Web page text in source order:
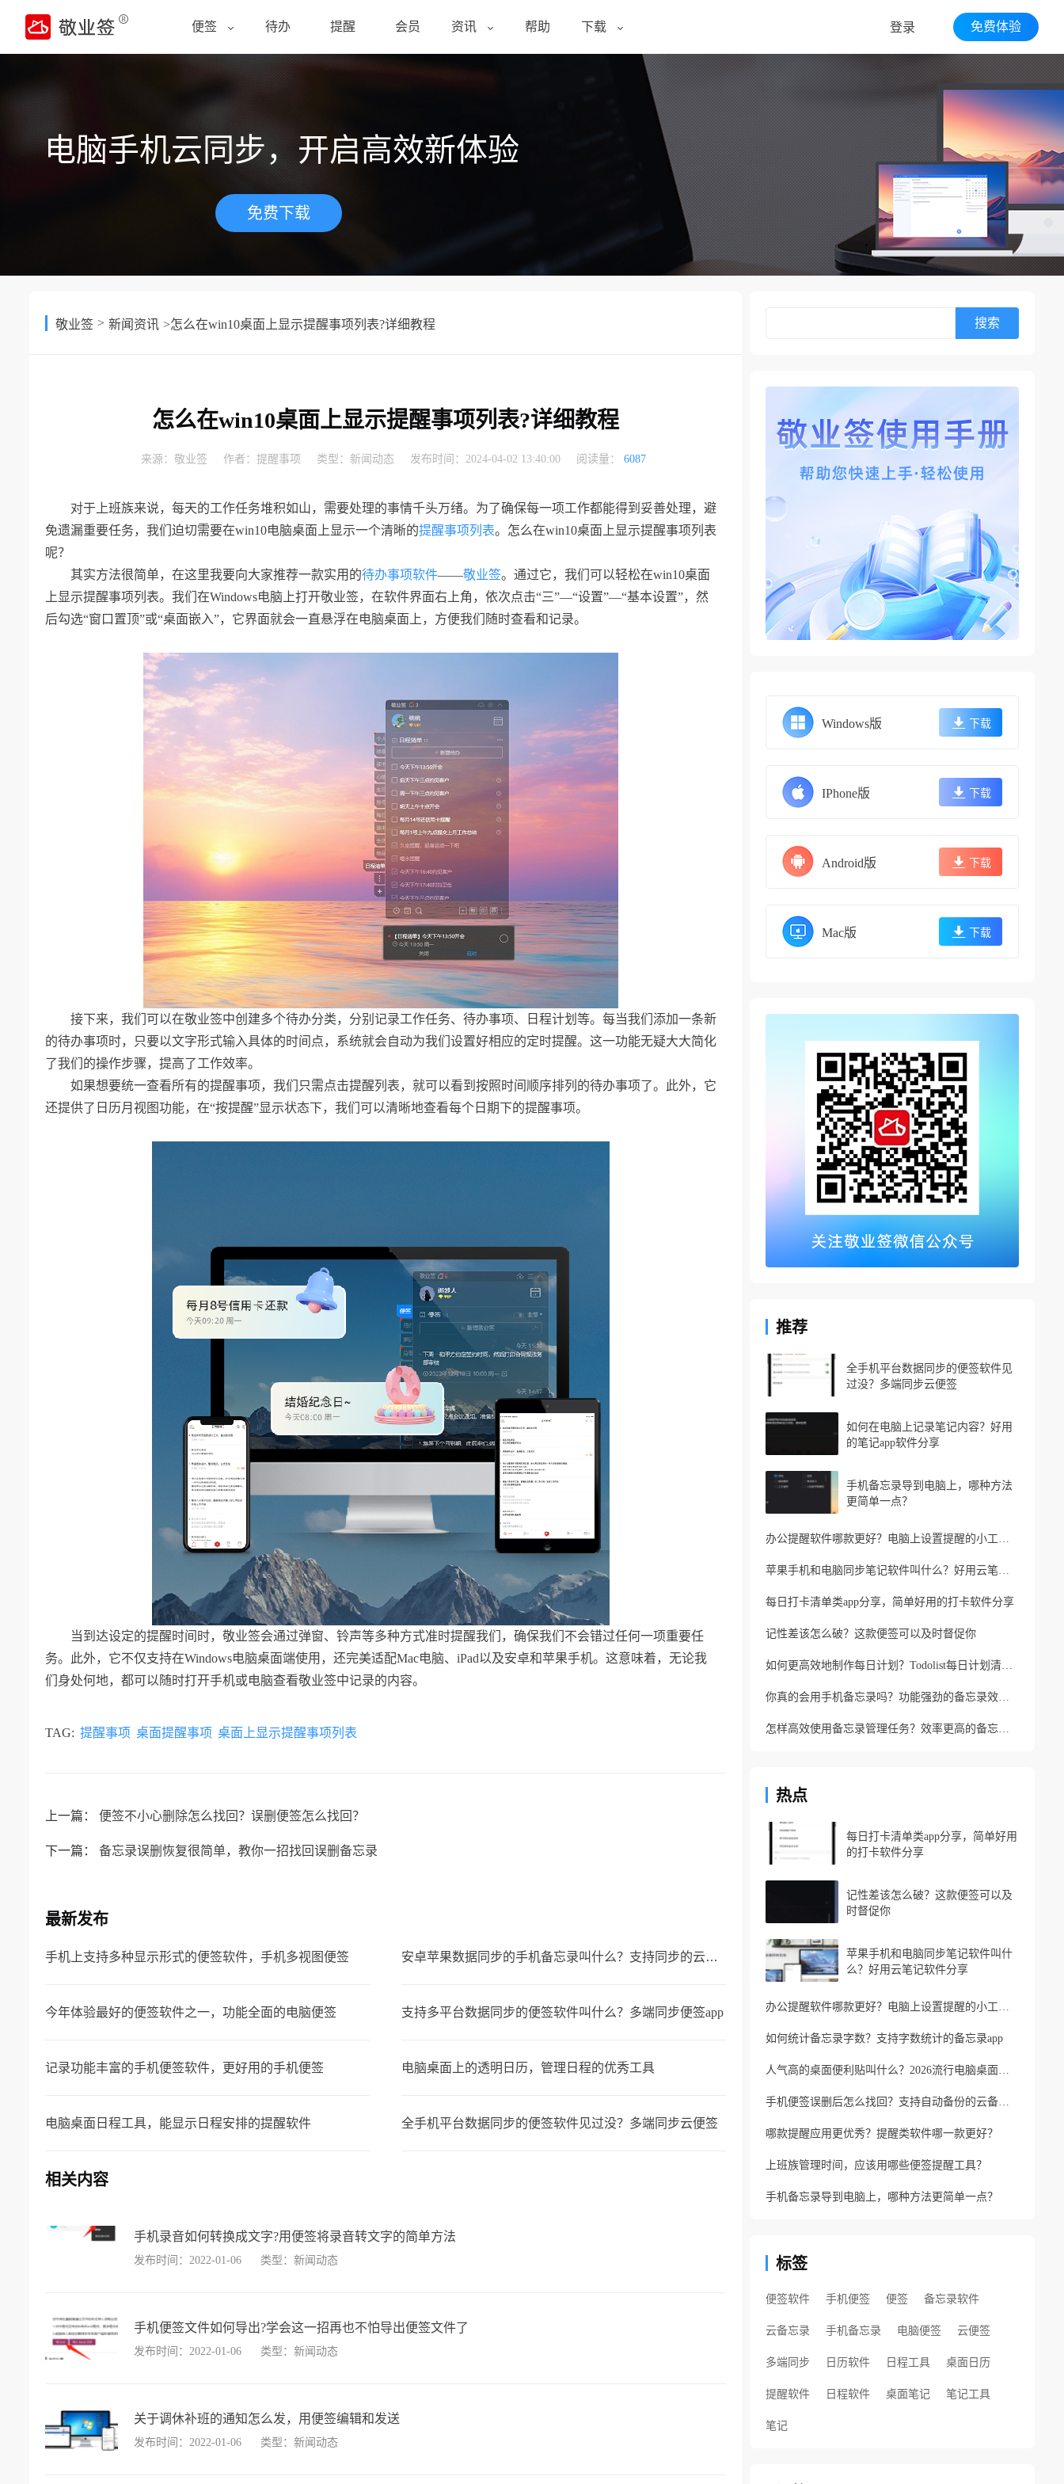
便签 待办 提醒 会员 资讯 帮助 下载 免费体验
登录
电脑手机云同步，开启高效新体验
免费下载
敬业签 > 新闻资讯 >怎么在win10桌面上显示提醒事项列表?详细教程
怎么在win10桌面上显示提醒事项列表?详细教程
来源： 敬业签 作者： 提醒事项 类型： 新闻动态 发布时间：2024-04-02 13:40:00 阅读量： 6087
对于上班族来说，每天的工作任务堆积如山，需要处理的事情千头万绪。为了确保每一项工作都能得到妥善处理，避
免遗漏重要任务，我们迫切需要在win10电脑桌面上显示一个清晰的提醒事项列表。怎么在win10桌面上显示提醒事项列表
呢？
其实方法很简单，在这里我要向大家推荐一款实用的待办事项软件——敬业签。通过它，我们可以轻松在win10桌面
上显示提醒事项列表。我们在Windows电脑上打开敬业签，在软件界面右上角，依次点击“三”—“设置”—“基本设置”，然
后勾选“窗口置顶”或“桌面嵌入”，它界面就会一直悬浮在电脑桌面上，方便我们随时查看和记录。
接下来，我们可以在敬业签中创建多个待办分类，分别记录工作任务、待办事项、日程计划等。每当我们添加一条新
的待办事项时，只要以文字形式输入具体的时间点，系统就会自动为我们设置好相应的定时提醒。这一功能无疑大大简化
了我们的操作步骤，提高了工作效率。
如果想要统一查看所有的提醒事项，我们只需点击提醒列表，就可以看到按照时间顺序排列的待办事项了。此外，它
还提供了日历月视图功能，在“按提醒”显示状态下，我们可以清晰地查看每个日期下的提醒事项。
当到达设定的提醒时间时，敬业签会通过弹窗、铃声等多种方式准时提醒我们，确保我们不会错过任何一项重要任
务。此外，它不仅支持在Windows电脑桌面端使用，还完美适配Mac电脑、iPad以及安卓和苹果手机。这意味着，无论我
们身处何地，都可以随时打开手机或电脑查看敬业签中记录的内容。
TAG: 提醒事项 桌面提醒事项 桌面上显示提醒事项列表
上一篇： 便签不小心删除怎么找回？误删便签怎么找回？
下一篇： 备忘录误删恢复很简单，教你一招找回误删备忘录
最新发布
手机上支持多种显示形式的便签软件，手机多视图便签 安卓苹果数据同步的手机备忘录叫什么？支持同步的云备忘录
今年体验最好的便签软件之一，功能全面的电脑便签 支持多平台数据同步的便签软件叫什么？多端同步便签app
记录功能丰富的手机便签软件，更好用的手机便签 电脑桌面上的透明日历，管理日程的优秀工具
电脑桌面日程工具，能显示日程安排的提醒软件 全手机平台数据同步的便签软件见过没？多端同步云便签
相关内容
手机录音如何转换成文字?用便签将录音转文字的简单方法
发布时间：2022-01-06 类型：新闻动态
手机便签文件如何导出?学会这一招再也不怕导出便签文件了
发布时间：2022-01-06 类型：新闻动态
关于调休补班的通知怎么发，用便签编辑和发送
发布时间：2022-01-06 类型：新闻动态
搜索
Windows版 下载
IPhone版 下载
Android版 下载
Mac版 下载
推荐
全手机平台数据同步的便签软件见
过没？多端同步云便签
如何在电脑上记录笔记内容？好用
的笔记app软件分享
手机备忘录导到电脑上，哪种方法
更简单一点？
办公提醒软件哪款更好？电脑上设置提醒的小工具推荐
苹果手机和电脑同步笔记软件叫什么？好用云笔记软件分享
每日打卡清单类app分享，简单好用的打卡软件分享
记性差该怎么破？这款便签可以及时督促你
如何更高效地制作每日计划？Todolist每日计划清单制作方法
你真的会用手机备忘录吗？功能强劲的备忘录效率工具
怎样高效使用备忘录管理任务？效率更高的备忘录app
热点
每日打卡清单类app分享，简单好用
的打卡软件分享
记性差该怎么破？这款便签可以及
时督促你
苹果手机和电脑同步笔记软件叫什
么？好用云笔记软件分享
办公提醒软件哪款更好？电脑上设置提醒的小工具推荐
如何统计备忘录字数？支持字数统计的备忘录app
人气高的桌面便利贴叫什么？2026流行电脑桌面便利贴
手机便签误删后怎么找回？支持自动备份的云备忘录软件
哪款提醒应用更优秀？提醒类软件哪一款更好？
上班族管理时间，应该用哪些便签提醒工具？
手机备忘录导到电脑上，哪种方法更简单一点？
标签
便签软件 手机便签 便签 备忘录软件
云备忘录 手机备忘录 电脑便签 云便签
多端同步 日历软件 日程工具 桌面日历
提醒软件 日程软件 桌面笔记 笔记工具
笔记